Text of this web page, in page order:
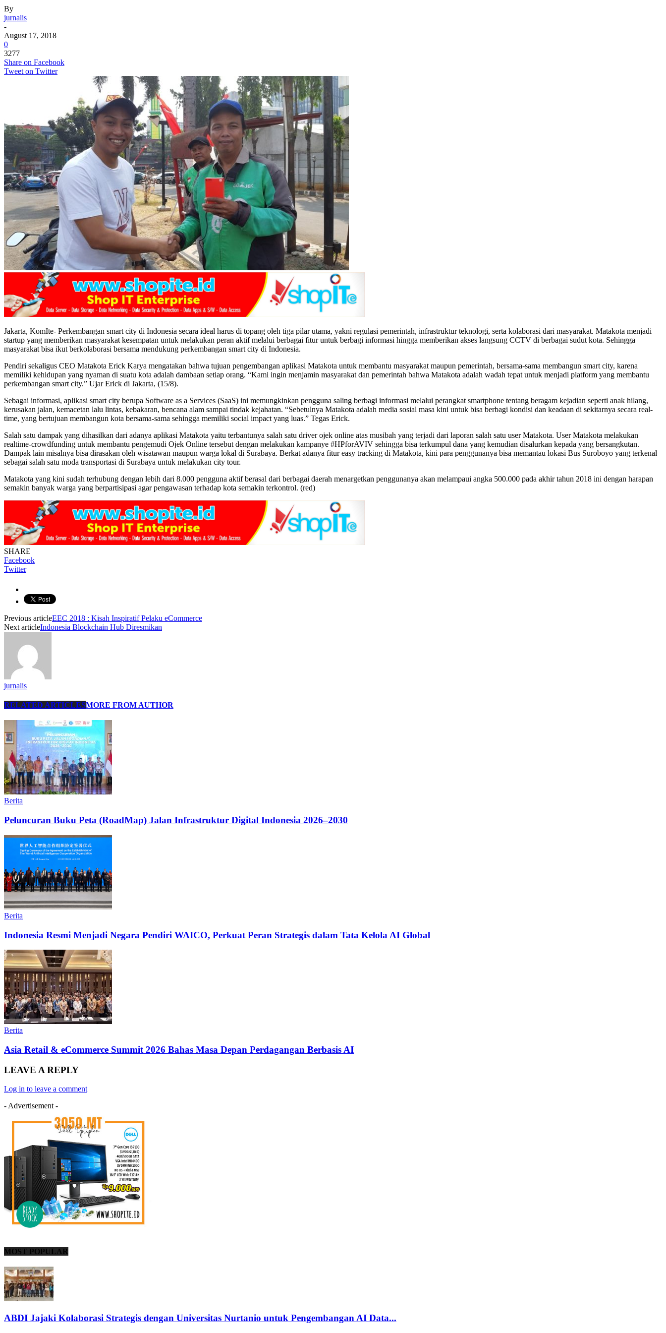
By
jurnalis
-
August 17, 2018
0
3277
Share on Facebook
Tweet on Twitter
Jakarta, KomIte- Perkembangan smart city di Indonesia secara ideal harus di topang oleh tiga pilar utama, yakni regulasi pemerintah, infrastruktur teknologi, serta kolaborasi dari masyarakat. Matakota menjadi
startup yang memberikan masyarakat kesempatan untuk melakukan peran aktif melalui berbagai fitur untuk berbagi informasi hingga memberikan akses langsung CCTV di berbagai sudut kota. Sehingga
masyarakat bisa ikut berkolaborasi bersama mendukung perkembangan smart city di Indonesia.
Pendiri sekaligus CEO Matakota Erick Karya mengatakan bahwa tujuan pengembangan aplikasi Matakota untuk membantu masyarakat maupun pemerintah, bersama-sama membangun smart city, karena
memiliki kehidupan yang nyaman di suatu kota adalah dambaan setiap orang. “Kami ingin menjamin masyarakat dan pemerintah bahwa Matakota adalah wadah tepat untuk menjadi platform yang membantu
perkembangan smart city.” Ujar Erick di Jakarta, (15/8).
Sebagai informasi, aplikasi smart city berupa Software as a Services (SaaS) ini memungkinkan pengguna saling berbagi informasi melalui perangkat smartphone tentang beragam kejadian seperti anak hilang,
kerusakan jalan, kemacetan lalu lintas, kebakaran, bencana alam sampai tindak kejahatan. “Sebetulnya Matakota adalah media sosial masa kini untuk bisa berbagi kondisi dan keadaan di sekitarnya secara real-
time, yang bertujuan membangun kota bersama-sama sehingga memiliki social impact yang luas.” Tegas Erick.
Salah satu dampak yang dihasilkan dari adanya aplikasi Matakota yaitu terbantunya salah satu driver ojek online atas musibah yang terjadi dari laporan salah satu user Matakota. User Matakota melakukan
realtime-crowdfunding untuk membantu pengemudi Ojek Online tersebut dengan melakukan kampanye #HPforAVIV sehingga bisa terkumpul dana yang kemudian disalurkan kepada yang bersangkutan.
Dampak lain misalnya bisa dirasakan oleh wisatawan maupun warga lokal di Surabaya. Berkat adanya fitur easy tracking di Matakota, kini para penggunanya bisa memantau lokasi Bus Suroboyo yang terkenal
sebagai salah satu moda transportasi di Surabaya untuk melakukan city tour.
Matakota yang kini sudah terhubung dengan lebih dari 8.000 pengguna aktif berasal dari berbagai daerah menargetkan penggunanya akan melampaui angka 500.000 pada akhir tahun 2018 ini dengan harapan
semakin banyak warga yang berpartisipasi agar pengawasan terhadap kota semakin terkontrol. (red)
SHARE
Facebook
Twitter
Previous articleEEC 2018 : Kisah Inspiratif Pelaku eCommerce
Next articleIndonesia Blockchain Hub Diresmikan
jurnalis
RELATED ARTICLESMORE FROM AUTHOR
Berita
Peluncuran Buku Peta (RoadMap) Jalan Infrastruktur Digital Indonesia 2026–2030
Berita
Indonesia Resmi Menjadi Negara Pendiri WAICO, Perkuat Peran Strategis dalam Tata Kelola AI Global
Berita
Asia Retail & eCommerce Summit 2026 Bahas Masa Depan Perdagangan Berbasis AI
LEAVE A REPLY
Log in to leave a comment
- Advertisement -
MOST POPULAR
ABDI Jajaki Kolaborasi Strategis dengan Universitas Nurtanio untuk Pengembangan AI Data...